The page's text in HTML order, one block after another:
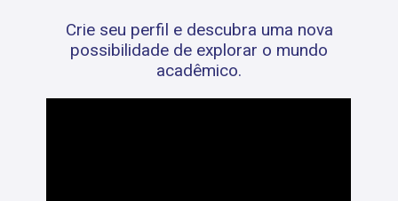
Crie seu perfil e descubra uma nova
possibilidade de explorar o mundo
acadêmico.